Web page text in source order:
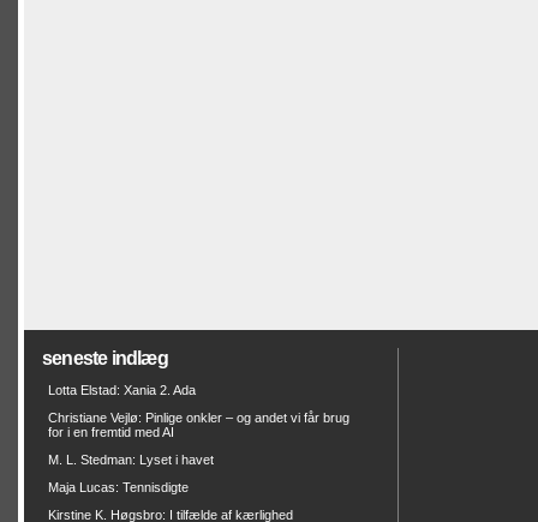
seneste indlæg
Lotta Elstad: Xania 2. Ada
Christiane Vejlø: Pinlige onkler – og andet vi får brug
for i en fremtid med AI
M. L. Stedman: Lyset i havet
Maja Lucas: Tennisdigte
Kirstine K. Høgsbro: I tilfælde af kærlighed